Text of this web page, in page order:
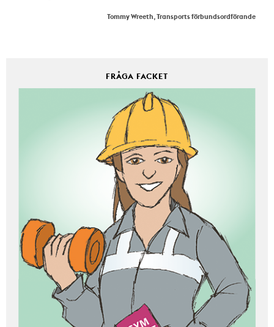
Tommy Wreeth, Transports förbundsordförande
FRÅGA FACKET